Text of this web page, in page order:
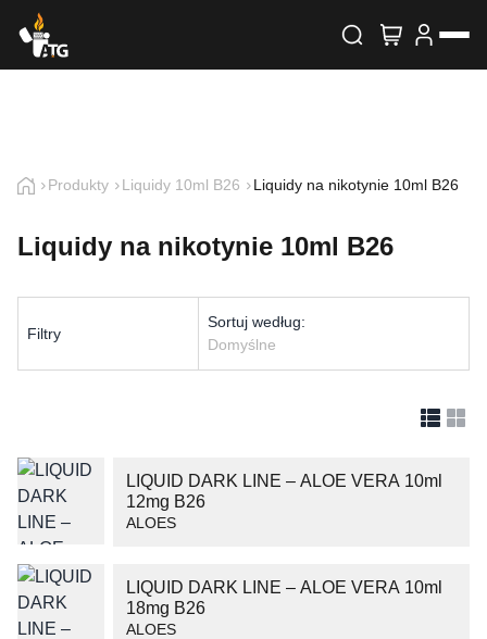
Wyszukiwarka produktów
Imię i nazwisko
E-mail
Wyrażam zgodę na przetwarzanie moich danych osobowych
przez formularz kontaktowy, tj. przygotowanie dla mnie
Produkty Liquidy 10ml B26 Liquidy na nikotynie 10ml B26
Liquidy na nikotynie 10ml B26
Filtry
Sortuj według:
Domyślne
LIQUID DARK LINE – ALOE VERA 10ml
12mg B26
ALOES
LIQUID DARK LINE – ALOE VERA 10ml
18mg B26
ALOES